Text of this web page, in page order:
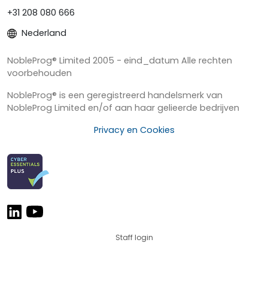
+31 208 080 666
Nederland
NobleProg® Limited 2005 - eind_datum Alle rechten
voorbehouden
NobleProg® is een geregistreerd handelsmerk van
NobleProg Limited en/of aan haar gelieerde bedrijven
Privacy en Cookies
Staff login